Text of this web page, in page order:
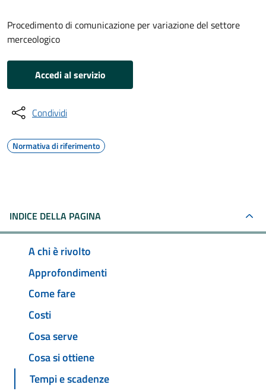
Procedimento di comunicazione per variazione del settore
merceologico
Accedi al servizio
Condividi
Normativa di riferimento
INDICE DELLA PAGINA
A chi è rivolto
Approfondimenti
Come fare
Costi
Cosa serve
Cosa si ottiene
Tempi e scadenze